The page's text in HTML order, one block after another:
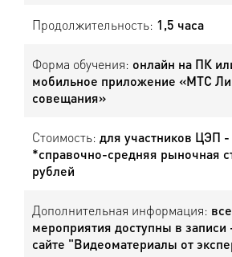
Продолжительность: 1,5 часа
Форма обучения: онлайн на ПК
мобильное приложение «МТС
совещания»
Стоимость: для участников ЦЭП -
*справочно-средняя рыночная
рублей
Дополнительная информация:
мероприятия доступны в записи
сайте "Видеоматериалы от